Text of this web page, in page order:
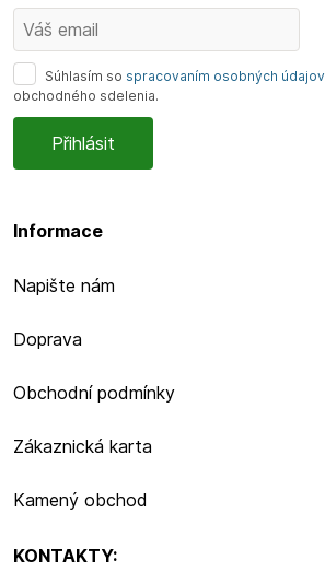
Súhlasím so spracovaním osobných údajov
obchodného sdelenia.
Informace
Napište nám
Doprava
Obchodní podmínky
Zákaznická karta
Kamený obchod
KONTAKTY: